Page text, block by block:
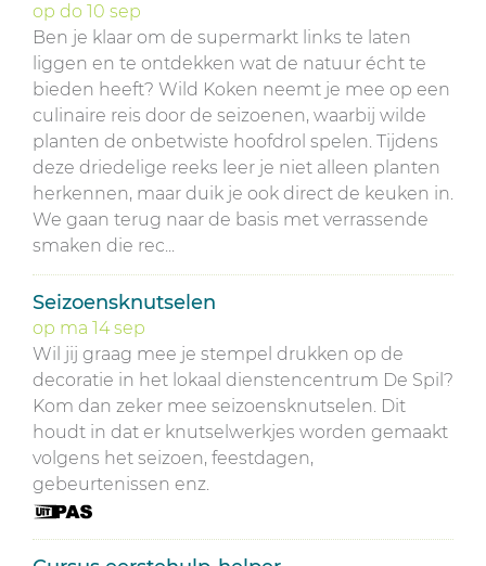
op do 10 sep
Ben je klaar om de supermarkt links te laten
liggen en te ontdekken wat de natuur écht te
bieden heeft? Wild Koken neemt je mee op een
culinaire reis door de seizoenen, waarbij wilde
planten de onbetwiste hoofdrol spelen. Tijdens
deze driedelige reeks leer je niet alleen planten
herkennen, maar duik je ook direct de keuken in.
We gaan terug naar de basis met verrassende
smaken die rec...
Seizoensknutselen
op ma 14 sep
Wil jij graag mee je stempel drukken op de
decoratie in het lokaal dienstencentrum De Spil?
Kom dan zeker mee seizoensknutselen. Dit
houdt in dat er knutselwerkjes worden gemaakt
volgens het seizoen, feestdagen,
gebeurtenissen enz.